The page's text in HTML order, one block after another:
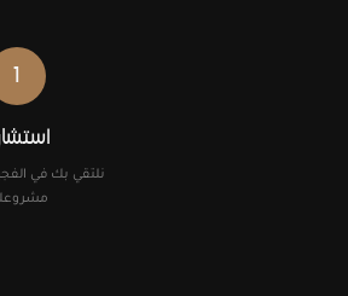
1
نلتقي بك في